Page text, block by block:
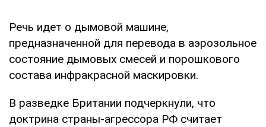
Речь идет о дымовой машине,
предназначенной для перевода в аэрозольное
состояние дымовых смесей и порошкового
состава инфракрасной маскировки.
В разведке Британии подчеркнули, что
доктрина страны-агрессора РФ считает